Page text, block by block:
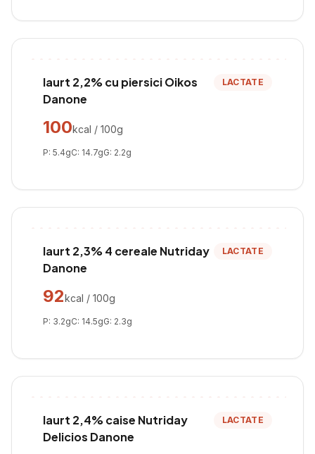
Iaurt 2,2% cu piersici Oikos
Danone
LACTATE
100kcal / 100g
P: 5.4gC: 14.7gG: 2.2g
Iaurt 2,3% 4 cereale Nutriday
Danone
LACTATE
92kcal / 100g
P: 3.2gC: 14.5gG: 2.3g
Iaurt 2,4% caise Nutriday
Delicios Danone
LACTATE